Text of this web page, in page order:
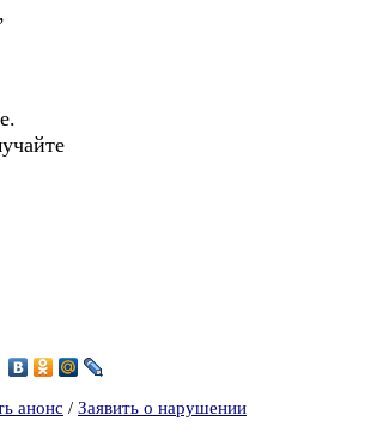
анонс / Заявить о нарушении